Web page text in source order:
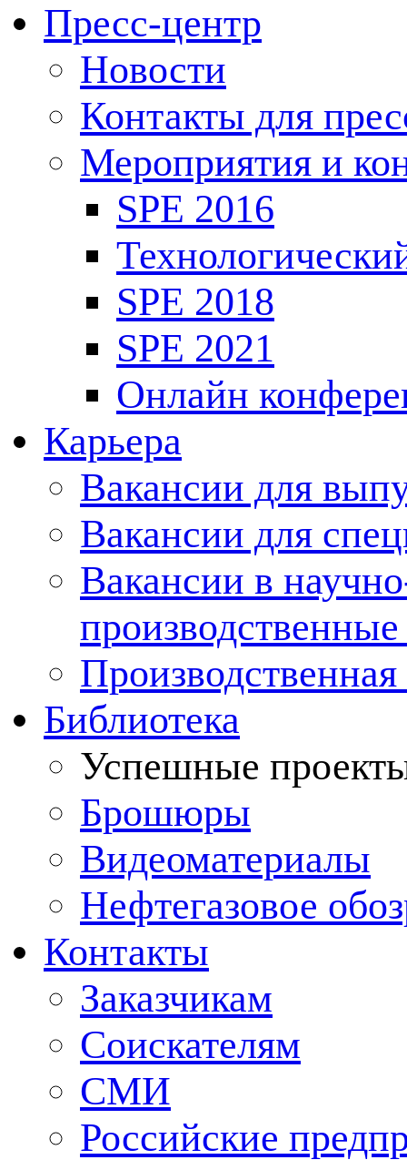
Пресс-центр
Новости
Контакты для
Мероприятия и
SPE 2016
SPE 2018
SPE 2021
Онлайн
Карьера
Вакансии для
Вакансии для
Вакансии в
Производственная
Библиотека
Успешные
Брошюры
Видеоматериалы
Нефтегазовое
Контакты
Заказчикам
Соискателям
СМИ
Российские